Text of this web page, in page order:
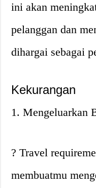
ini akan
pelanggan dan
dihargai sebagai
Kekurangan
1. Mengeluarkan
? Travel
membuatmu